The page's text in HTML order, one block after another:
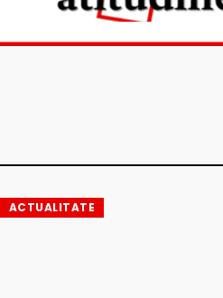
ACTUALITATE